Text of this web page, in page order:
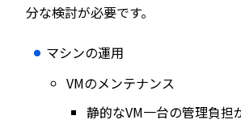
分な検討が必要です。
マシンの運用
VMのメンテナンス
静的なVM一台の管理負担